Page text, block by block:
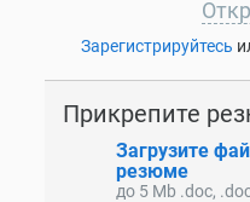
Зарегистрируйтесь
Прикрепите
Загрузите
резюме
до 5 Mb .doc,